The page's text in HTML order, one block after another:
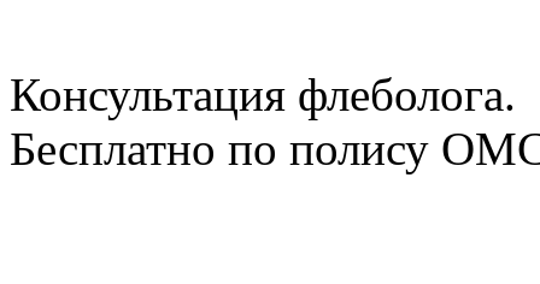
Консультация флеболога.
Бесплатно по полису